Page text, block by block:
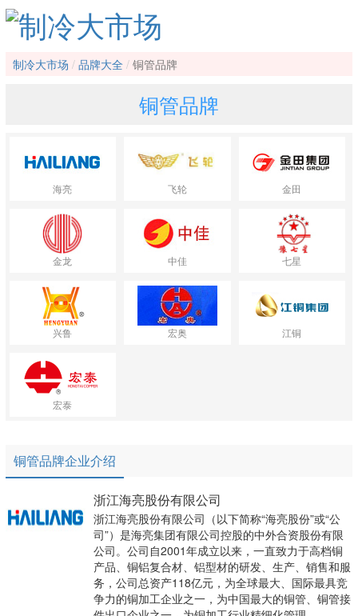
制冷大市场 品牌大全 铜管品牌
铜管品牌
海亮 飞轮 金田
金龙 中佳 七星
兴鲁 宏奥 江铜
宏泰
铜管品牌企业介绍
浙江海亮股份有限公司
浙江海亮股份有限公司（以下简称“海亮股份”或“公
司”）是海亮集团有限公司控股的中外合资股份有限
公司。公司自2001年成立以来，一直致力于高档铜
产品、铜铝复合材、铝型材的研发、生产、销售和服
务，公司总资产118亿元，为全球最大、国际最具竞
争力的铜加工企业之一，为中国最大的铜管、铜管接